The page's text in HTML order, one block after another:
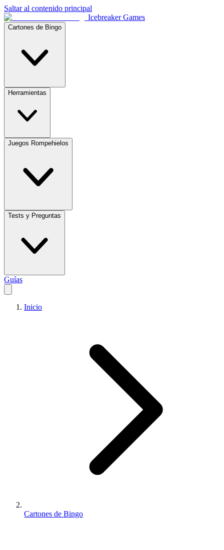
Saltar al contenido principal
Icebreaker Games
Cartones de Bingo
Herramientas
Juegos Rompehielos
Tests y Preguntas
Guías
Inicio
Cartones de Bingo